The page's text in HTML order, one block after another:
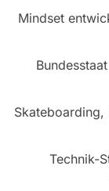
Mindset
Technik-